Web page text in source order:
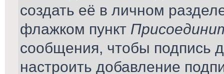
создать её в личном
флажком пункт
сообщения, чтобы подпись
настроить добавление